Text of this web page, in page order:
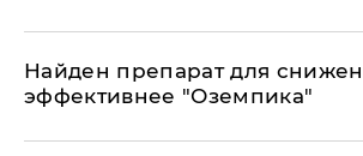
Найден препарат для
эффективнее "Оземпика"